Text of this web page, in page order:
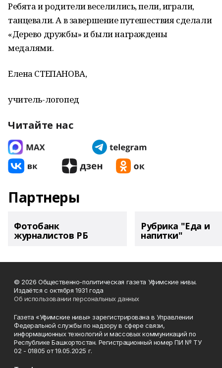
Ребята и родители веселились, пели, играли,
танцевали. А в завершение путешествия сделали
«Дерево дружбы» и были награждены
медалями.
Елена СТЕПАНОВА,
учитель-логопед
Читайте нас
Партнеры
Фотобанк
журналистов РБ
Рубрика "Еда и
напитки"
© 2026 Общественно-политическая газета Уфимские нивы.
Издаётся с октября 1931 года
Об использовании персональных данных
Газета «Уфимские нивы» зарегистрирована в Управлении
Федеральной службы по надзору в сфере связи,
информационных технологий и массовых коммуникаций по
Республике Башкортостан. Регистрационный номер ПИ № ТУ
02 - 01805 от 19.05.2025 г.